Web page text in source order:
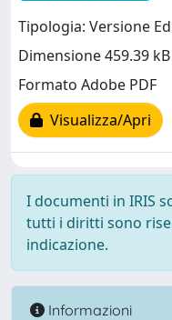
Tipologia: Versione
Dimensione 459.39 kB
Formato Adobe PDF
Visualizza/Apri
I documenti in IRIS
tutti i diritti sono
indicazione.
Informazioni